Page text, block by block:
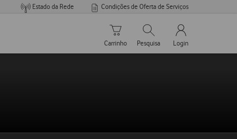
Estado da Rede Condições de Oferta de Serviços
Carrinho de compras
Carrinho
Pesquisar
Pesquisa
My Vodafone
Login